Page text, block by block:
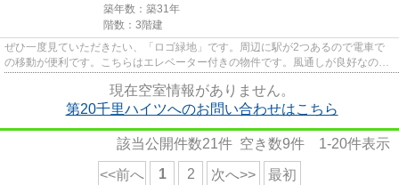
築年数：築31年
階数：3階建
ぜひ一度見ていただきたい、「ロゴ緑地」です。周辺に駅が2つあるので電車で
の移動が便利です。こちらはエレベーター付きの物件です。風通しが良好なの
現在空室情報がありません。
第20千里ハイツへのお問い合わせはこちら
該当公開件数21件 空き数9件 1-20件表示
<<前へ 1 2 次へ>> 最初